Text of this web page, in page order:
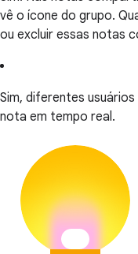
vê o ícone do grupo.
ou excluir essas notas
Sim, diferentes
nota em tempo real.